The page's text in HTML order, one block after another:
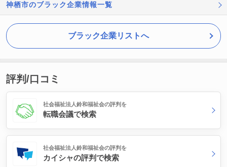
神栖市のブラック企業情報一覧
ブラック企業リストへ
評判/口コミ
社会福祉法人鈴和福祉会の評判を
転職会議で検索
社会福祉法人鈴和福祉会の評判を
カイシャの評判で検索